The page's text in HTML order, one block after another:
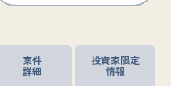
案件
詳細
投資家限定
情報